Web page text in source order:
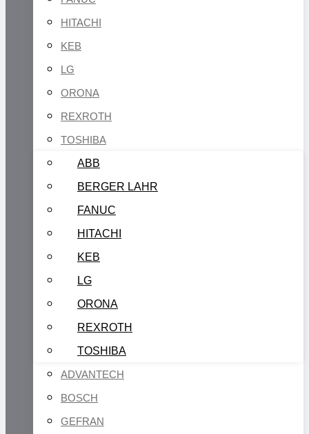
HITACHI
KEB
LG
ORONA
REXROTH
TOSHIBA
ABB
BERGER LAHR
FANUC
HITACHI
KEB
LG
ORONA
REXROTH
TOSHIBA
ADVANTECH
BOSCH
GEFRAN